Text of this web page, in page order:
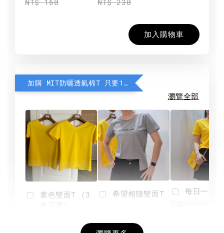
加入購物車
加購 MIT防曬透氣棉T 只要190元
瀏覽全部
素色雙面T (3
希望相隨雙面T 每日一笑